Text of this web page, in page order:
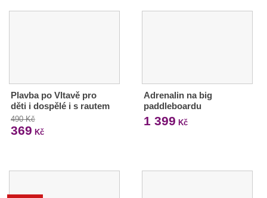
Plavba po Vltavě pro
děti i dospělé i s rautem
490 Kč
369 Kč
Adrenalin na big
paddleboardu
1 399 Kč